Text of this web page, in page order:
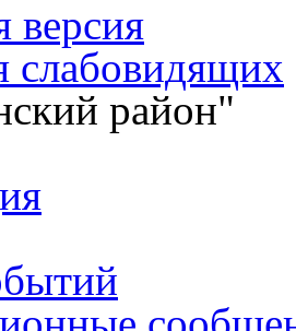
версия
слабовидящих
район"